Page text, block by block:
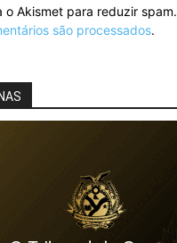
o Akismet para reduzir spam.
são processados.